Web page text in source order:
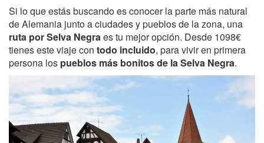
Si lo que estás buscando es conocer la parte más natural
de Alemania junto a ciudades y pueblos de la zona, una
ruta por Selva Negraes tu mejor opción. Desde 1098€
tienes este viaje con todo incluido, para vivir en primera
persona los pueblos más bonitos de la Selva Negra.